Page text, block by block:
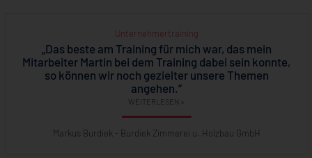
Unternehmertraining
„Das beste am Training für mich war, das mein
Mitarbeiter Martin bei dem Training dabei sein konnte,
so können wir noch gezielter unsere Themen
angehen.”
WEITERLESEN »
Markus Burdiek - Burdiek Zimmerei u. Holzbau GmbH